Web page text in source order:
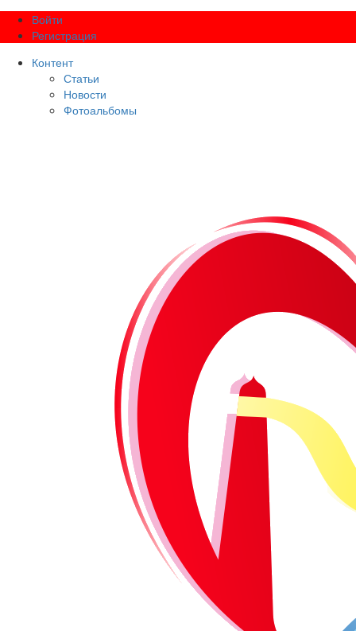
Войти
Регистрация
Контент
Статьи
Новости
Фотоальбомы